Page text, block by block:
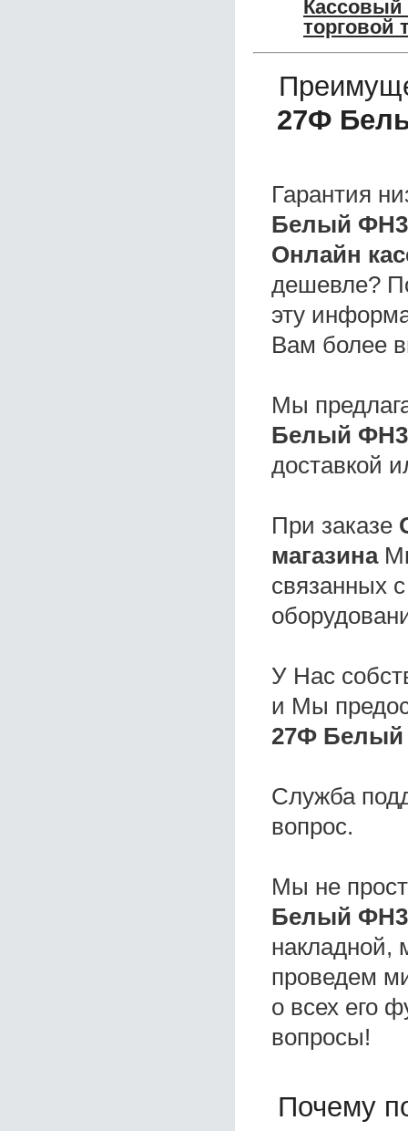
торговой
27Ф
Гарантия
Белый
Онлайн
дешевле?
эту
Вам более
Мы
Белый
доставкой
При заказе
магазина
связанных
У Нас
и Мы
27Ф Белый
Служба
вопрос.
Мы не
Белый
накладной,
проведем
о всех его
вопросы!
Почему